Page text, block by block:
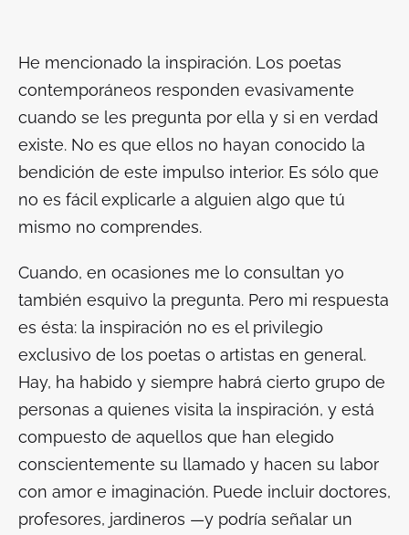
He mencionado la inspiración. Los poetas
contemporáneos responden evasivamente
cuando se les pregunta por ella y si en verdad
existe. No es que ellos no hayan conocido la
bendición de este impulso interior. Es sólo que
no es fácil explicarle a alguien algo que tú
mismo no comprendes.
Cuando, en ocasiones me lo consultan yo
también esquivo la pregunta. Pero mi respuesta
es ésta: la inspiración no es el privilegio
exclusivo de los poetas o artistas en general.
Hay, ha habido y siempre habrá cierto grupo de
personas a quienes visita la inspiración, y está
compuesto de aquellos que han elegido
conscientemente su llamado y hacen su labor
con amor e imaginación. Puede incluir doctores,
profesores, jardineros —y podría señalar un